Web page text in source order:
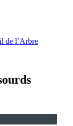
de l’Arbre